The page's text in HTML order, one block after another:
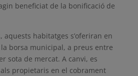
beneficiat de la bonificació de
aquests habitatges s’oferiran en
borsa municipal, a preus entre
sota de mercat. A canvi, es
propietaris en el cobrament